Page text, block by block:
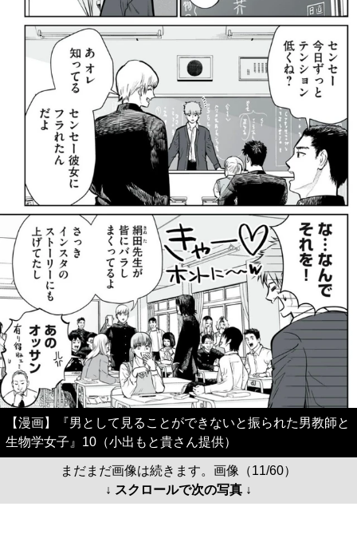
【漫画】『男として見ることができないと振られた男教師と
生物学女子』10（小出もと貴さん提供）
まだまだ画像は続きます。画像（11/60）
↓ スクロールで次の写真 ↓